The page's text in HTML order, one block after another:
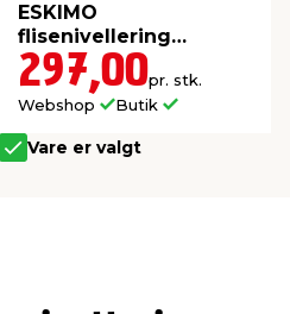
ESKIMO
flisenivellering
startsæt
297,00pr. stk.
Webshop
Butik
Vare er valgt